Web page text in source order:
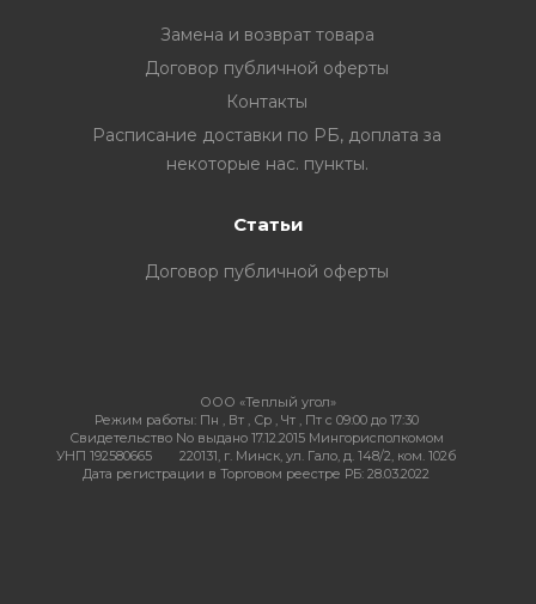
Замена и возврат товара
Договор публичной оферты
Контакты
Расписание доставки по РБ, доплата за
некоторые нас. пункты.
Статьи
Договор публичной оферты
ООО «Теплый угол»
Режим работы: Пн , Вт , Ср , Чт , Пт c 09:00 до 17:30
Свидетельство No выдано 17.12.2015 Мингорисполкомом
УНП 192580665
220131, г. Минск, ул. Гало, д. 148/2, ком. 102б
Дата регистрации в Торговом реестре РБ: 28.03.2022